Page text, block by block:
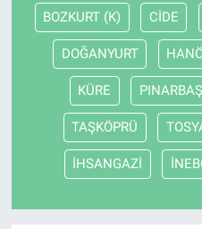
BOZKURT (K) CİDE
DOĞANYURT
KÜRE
TAŞKÖPRÜ
İHSANGAZİ